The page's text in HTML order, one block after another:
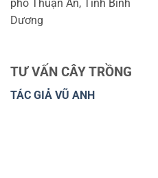
phố Thuận An, Tỉnh Bình
Dương
TƯ VẤN CÂY TRỒNG
TÁC GIẢ VŨ ANH